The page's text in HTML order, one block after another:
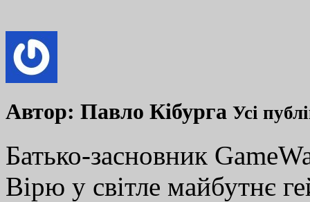
Автор: Павло Кібурга Усі
Батько-засновник
Вірю у світле майбутнє